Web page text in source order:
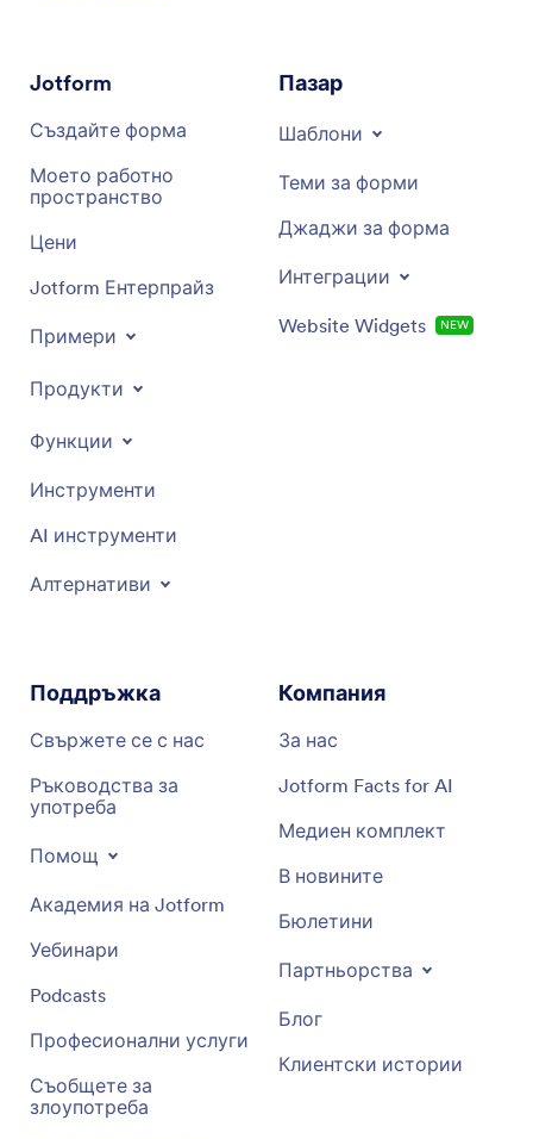
Jotform
Създайте форма
Моето работно
пространство
Цени
Jotform Ентерпрайз
Примери
Продукти
Функции
Инструменти
AI инструменти
Алтернативи
Пазар
Шаблони
Теми за форми
Джаджи за форма
Интеграции
Website Widgets НОВИ
Поддръжка
Свържете се с нас
Ръководства за
употреба
Помощ
Академия на Jotform
Уебинари
Podcasts
Професионални услуги
Съобщете за
злоупотреба
Компания
За нас
Jotform Facts for AI
Медиен комплект
В новините
Бюлетини
Партньорства
Блог
Клиентски истории